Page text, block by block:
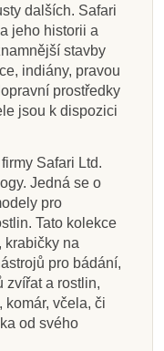
dalších. Safari
jeho historii a
stavby
indiány, pravou
prostředky
jsou k dispozici
Safari Ltd.
Jedná se o
pro
Tato kolekce
krabičky na
pro bádání,
zvířat a rostlin,
komár, včela, či
od svého